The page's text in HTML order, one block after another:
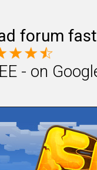
forum
- on